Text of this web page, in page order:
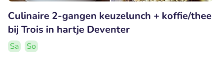
Culinaire 2-gangen keuzelunch + koffie/thee
bij Trois in hartje Deventer
Sa
So